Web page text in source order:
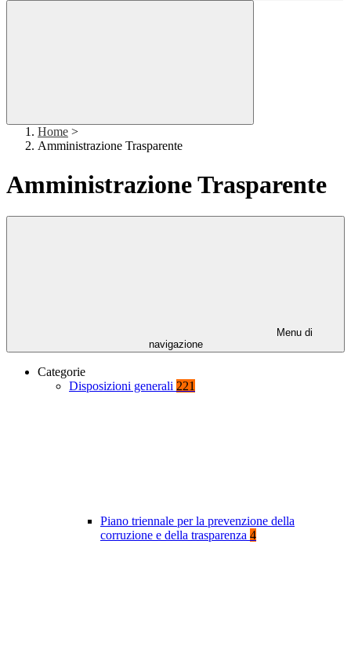
Home >
Amministrazione Trasparente
Amministrazione Trasparente
Menu di
navigazione
Categorie
Disposizioni generali 221
Piano triennale per la prevenzione della
corruzione e della trasparenza 4